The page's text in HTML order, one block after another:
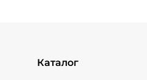
Каталог